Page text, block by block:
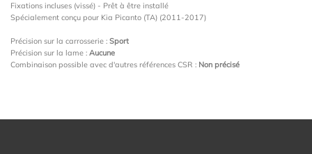
Fixations incluses (vissé) - Prêt à être installé
Spécialement conçu pour Kia Picanto (TA) (2011-2017)
Précision sur la carrosserie : Sport
Précision sur la lame : Aucune
Combinaison possible avec d'autres références CSR : Non précisé